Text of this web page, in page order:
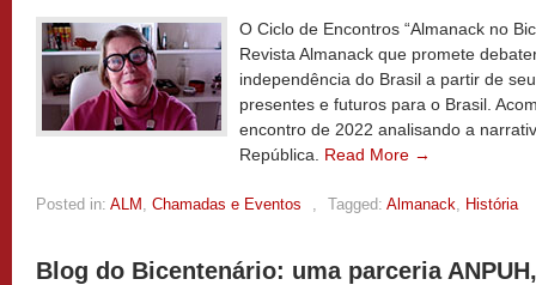
O Ciclo de Encontros “Almanack no
Revista Almanack que promete
independência do Brasil a partir de
presentes e futuros para o Brasil.
encontro de 2022 analisando a
República. Read More →
Posted in: ALM , Chamadas e Eventos , Tagged: Almanack, História
Blog do Bicentenário: uma parceria